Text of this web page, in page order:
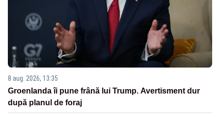
8 aug. 2026, 13:35
Groenlanda îi pune frână lui Trump. Avertisment dur
după planul de foraj